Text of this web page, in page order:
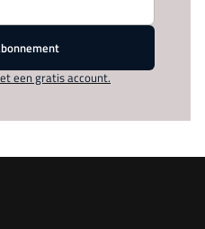
een gratis account.